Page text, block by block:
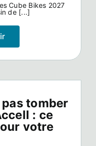
Cube Bikes 2027
de [...]
tomber
: ce
votre